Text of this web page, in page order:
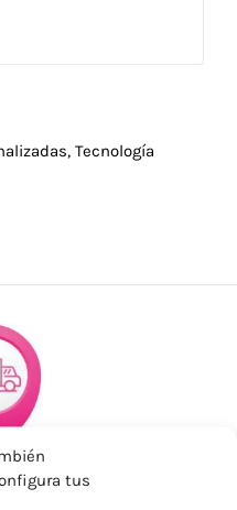
tus
, Tecnología